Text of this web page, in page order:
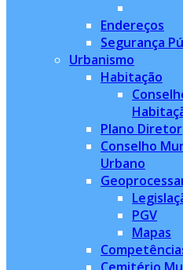
Endereços
Segurança
Urbanismo
Habitação
Plano Diretor
Conselho
Urbano
PGV
Mapas